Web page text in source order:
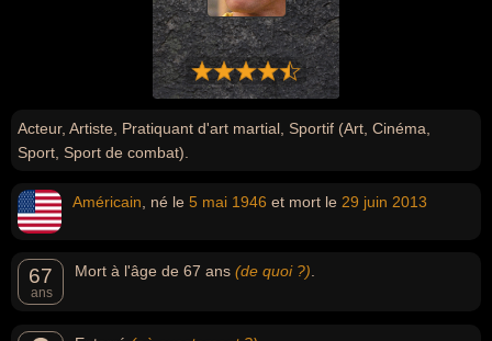
Acteur, Artiste, Pratiquant d'art martial, Sportif (Art, Cinéma,
Sport, Sport de combat).
Américain , né le 5 mai 1946 et mort le 29 juin 2013
67
ans
Mort à l'âge de 67 ans (de quoi ?)